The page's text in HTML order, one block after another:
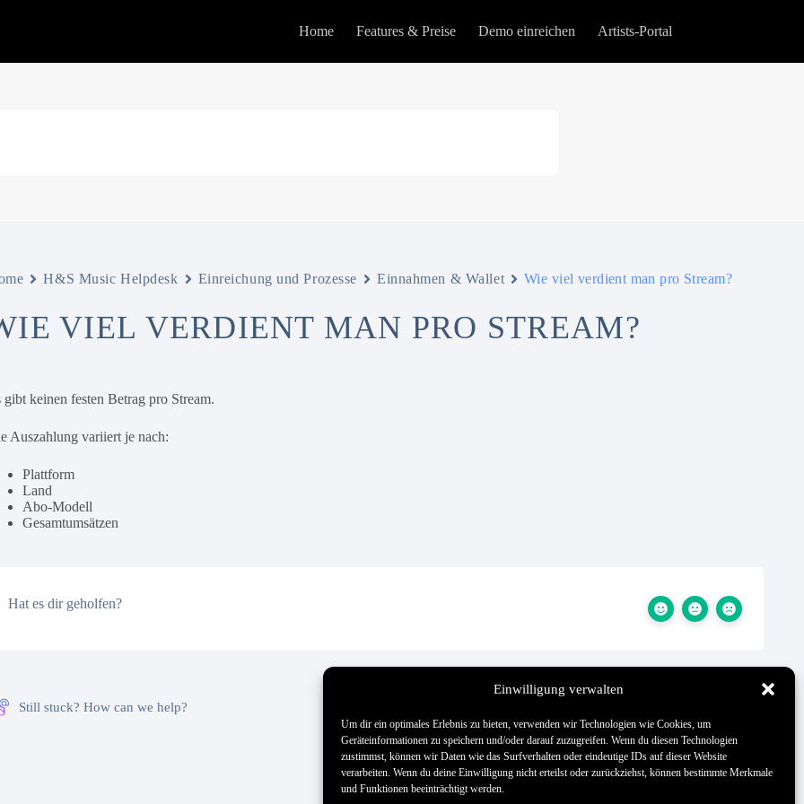
Einwilligung verwalten
Um dir ein optimales Erlebnis zu bieten, verwenden wir Technologien wie Cookies, um
Geräteinformationen zu speichern und/oder darauf zuzugreifen. Wenn du diesen Technologien
zustimmst, können wir Daten wie das Surfverhalten oder eindeutige IDs auf dieser Website
verarbeiten. Wenn du deine Einwilligung nicht erteilst oder zurückziehst, können bestimmte Merkmale
und Funktionen beeinträchtigt werden.
Home Features & Preise Demo einreichen Artists-Portal
H&S Music Helpdesk Einreichung und Prozesse Einnahmen & Wallet Wie viel verdient man pro Stream?
VIEL VERDIENT MAN PRO STREAM?
gibt keinen festen Betrag pro Stream.
Auszahlung variiert je nach:
Plattform
Land
Abo-Modell
Gesamtumsätzen
Hat es dir geholfen?
Still stuck? How can we help?